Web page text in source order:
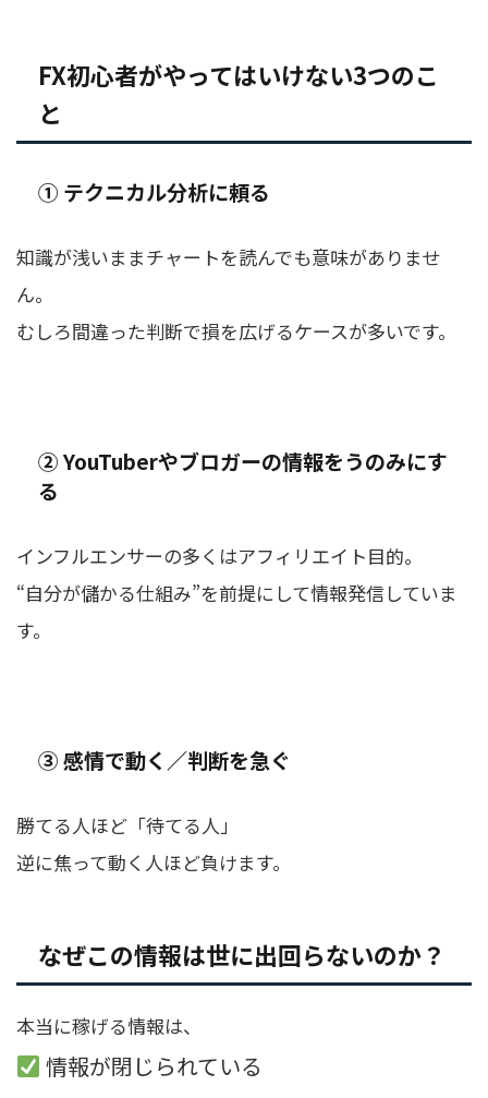
FX初心者がやってはいけない3つのこ
と
① テクニカル分析に頼る
知識が浅いままチャートを読んでも意味がありませ
ん。
むしろ間違った判断で損を広げるケースが多いです。
② YouTuberやブロガーの情報をうのみにす
る
インフルエンサーの多くはアフィリエイト目的。
“自分が儲かる仕組み”を前提にして情報発信していま
す。
③ 感情で動く／判断を急ぐ
勝てる人ほど「待てる人」
逆に焦って動く人ほど負けます。
なぜこの情報は世に出回らないのか？
本当に稼げる情報は、
情報が閉じられている